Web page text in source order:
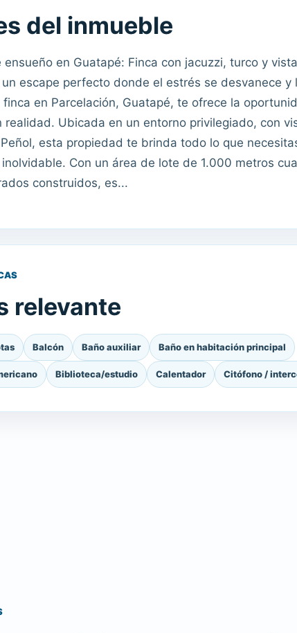
del inmueble
ensueño en Guatapé: Finca con jacuzzi, turco y
un escape perfecto donde el estrés se desvanece
finca en Parcelación, Guatapé, te ofrece la
realidad. Ubicada en un entorno privilegiado, con
esta propiedad te brinda todo lo que
Con un área de lote de 1.000 metros
construidos, es...
relevante
Balcón Baño auxiliar Baño en habitación principal
Biblioteca/estudio Calentador Citófono /